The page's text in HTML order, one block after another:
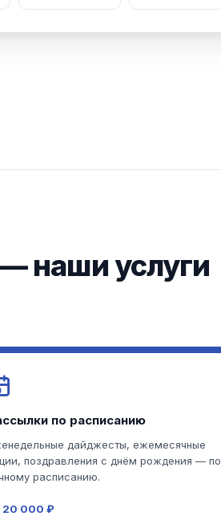
наши услуги
по расписанию
дайджесты, ежемесячные
поздравления с днём рождения — по
расписанию.
20 000 ₽